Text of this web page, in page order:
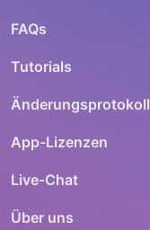
FAQs
Tutorials
Änderungsprotokoll
App-Lizenzen
Live-Chat
Über uns